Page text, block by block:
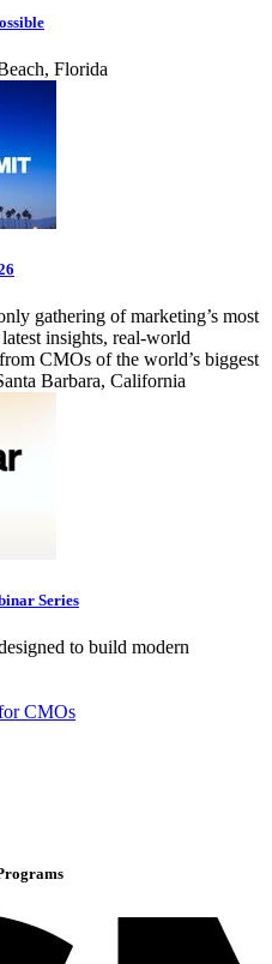
Florida
gathering of marketing’s most
insights, real-world
CMOs of the world’s biggest
Barbara, California
Series
to build modern
CMOs